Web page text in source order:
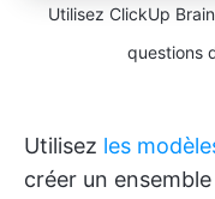
Utilisez ClickUp
questions
Utilisez les
créer un